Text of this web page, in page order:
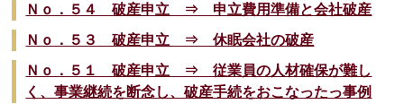
Ｎｏ．５４ 破産申立 ⇒ 申立費用準備と会社破産
Ｎｏ．５３ 破産申立 ⇒ 休眠会社の破産
Ｎｏ．５１ 破産申立 ⇒ 従業員の人材確保が難し
く、事業継続を断念し、破産手続をおこなったっ事例